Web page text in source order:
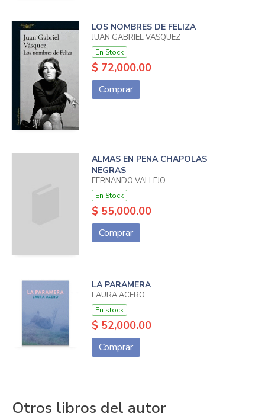
LOS NOMBRES DE FELIZA
JUAN GABRIEL VÁSQUEZ
En Stock
$ 72,000.00
Comprar
ALMAS EN PENA CHAPOLAS
NEGRAS
FERNANDO VALLEJO
En Stock
$ 55,000.00
Comprar
LA PARAMERA
LAURA ACERO
En stock
$ 52,000.00
Comprar
Otros libros del autor